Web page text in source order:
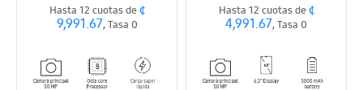
Hasta 12 cuotas de¢
9,991.67, Tasa 0
Hasta 12 cuotas de¢
4,991.67, Tasa 0